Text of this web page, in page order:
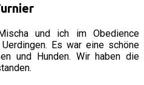
und ich im Obedience
Es war eine schöne
und Hunden. Wir haben die